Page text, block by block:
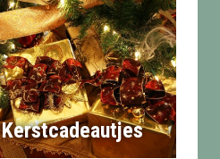
Kerstcadeautjes